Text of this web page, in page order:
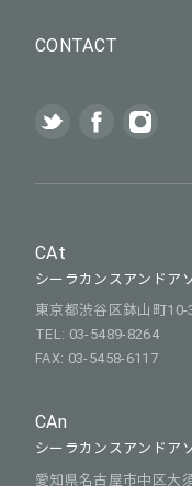
CONTACT
CAt
シーラカンスアンドア
東京都渋谷区鉢山町
TEL: 03-5489-8264
FAX: 03-5458-6117
CAn
シーラカンスアンドア
愛知県名古屋市中区大